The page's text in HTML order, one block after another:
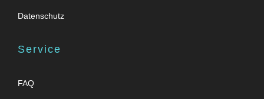
Datenschutz
Service
FAQ